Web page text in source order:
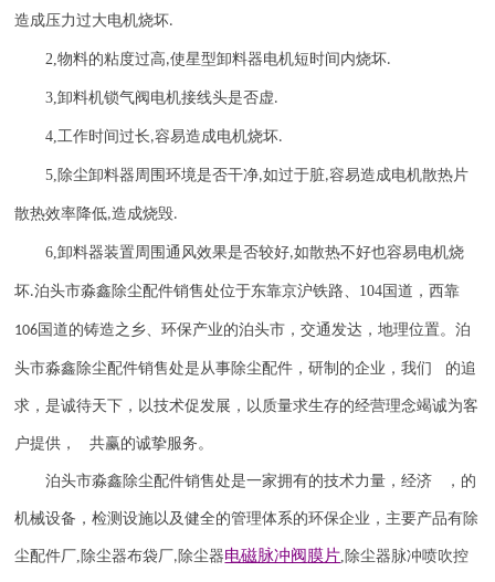
造成压力过大电机烧坏.
2,物料的粘度过高,使星型卸料器电机短时间内烧坏.
3,卸料机锁气阀电机接线头是否虚.
4,工作时间过长,容易造成电机烧坏.
5, 除尘卸料器周围环境是否干净,如过于脏,容易造成电机散热片
散热效率降低,造成烧毁.
6,卸料器装置周围通风效果是否较好,如散热不好也容易电机烧
坏.泊头市淼鑫除尘配件销售处位于东靠京沪铁路、 104 国道，西靠
106 国道的铸造之乡、环保产业的泊头市，交通发达，地理位置。泊
头市淼鑫除尘配件销售处是从事除尘配件，研制的企业，我们 的追
求，是诚待天下，以技术促发展，以质量求生存的经营理念竭诚为客
户提供， 共赢的诚挚服务。
泊头市淼鑫除尘配件销售处是一家拥有的技术力量，经济 ，的
机械设备，检测设施以及健全的管理体系的环保企业，主要产品有除
尘配件厂, 除尘器布袋厂, 除尘器电磁脉冲阀膜片, 除尘器脉冲喷吹控